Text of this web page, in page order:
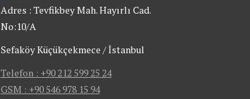
Adres : Tevfikbey Mah. Hayırlı Cad.
No:10/A
Sefaköy Küçükçekmece / İstanbul
Telefon : +90 212 599 25 24
GSM : +90 546 978 15 94